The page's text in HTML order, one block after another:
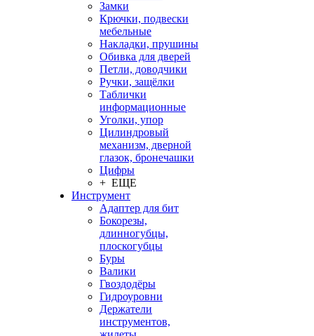
Замки
Крючки, подвески
мебельные
Накладки, прушины
Обивка для дверей
Петли, доводчики
Ручки, защёлки
Таблички
информационные
Уголки, упор
Цилиндровый
механизм, дверной
глазок, бронечашки
Цифры
+ ЕЩЕ
Инструмент
Адаптер для бит
Бокорезы,
длинногубцы,
плоскогубцы
Буры
Валики
Гвоздодёры
Гидроуровни
Держатели
инструментов,